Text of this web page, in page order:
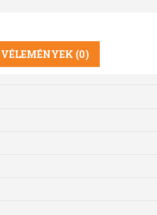
VÉLEMÉNYEK (0)